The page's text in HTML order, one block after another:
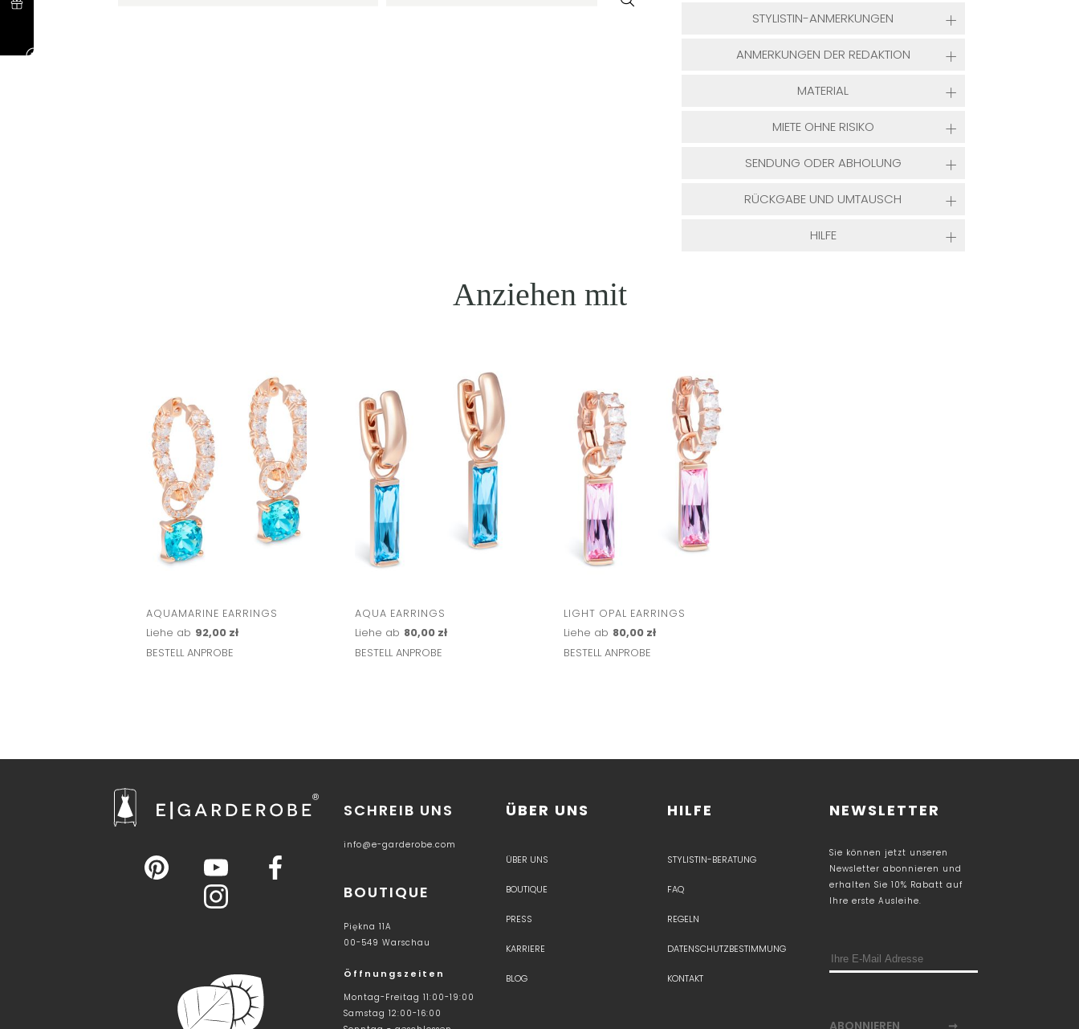
STYLISTIN-ANMERKUNGEN
ANMERKUNGEN DER REDAKTION
MATERIAL
MIETE OHNE RISIKO
SENDUNG ODER ABHOLUNG
RÜCKGABE UND UMTAUSCH
HILFE
Anziehen mit
AQUAMARINE EARRINGS
Liehe ab 92,00 zł
BESTELL ANPROBE
AQUA EARRINGS
Liehe ab 80,00 zł
BESTELL ANPROBE
LIGHT OPAL EARRINGS
Liehe ab 80,00 zł
BESTELL ANPROBE
SCHREIB UNS
info@e-garderobe.com
BOUTIQUE
Piękna 11A
00-549 Warschau
Öffnungszeiten
Montag-Freitag 11:00-19:00
Samstag 12:00-16:00
ÜBER UNS
ÜBER UNS
BOUTIQUE
PRESS
KARRIERE
BLOG
HILFE
STYLISTIN-BERATUNG
FAQ
REGELN
DATENSCHUTZBESTIMMUNG
KONTAKT
NEWSLETTER
Sie können jetzt unseren
Newsletter abonnieren und
erhalten Sie 10% Rabatt auf
Ihre erste Ausleihe.
ABONNIEREN ➞